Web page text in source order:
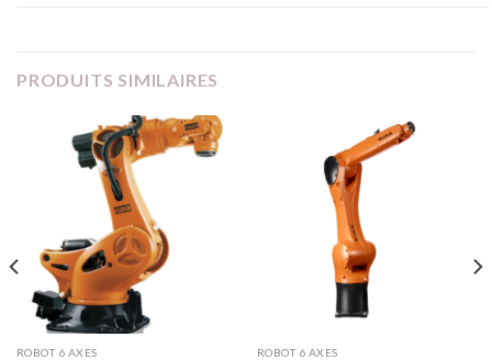
PRODUITS SIMILAIRES
ROBOT 6 AXES ROBOT 6 AXES